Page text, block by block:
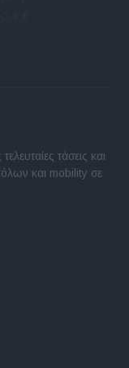
τάσεις και
και mobility σε